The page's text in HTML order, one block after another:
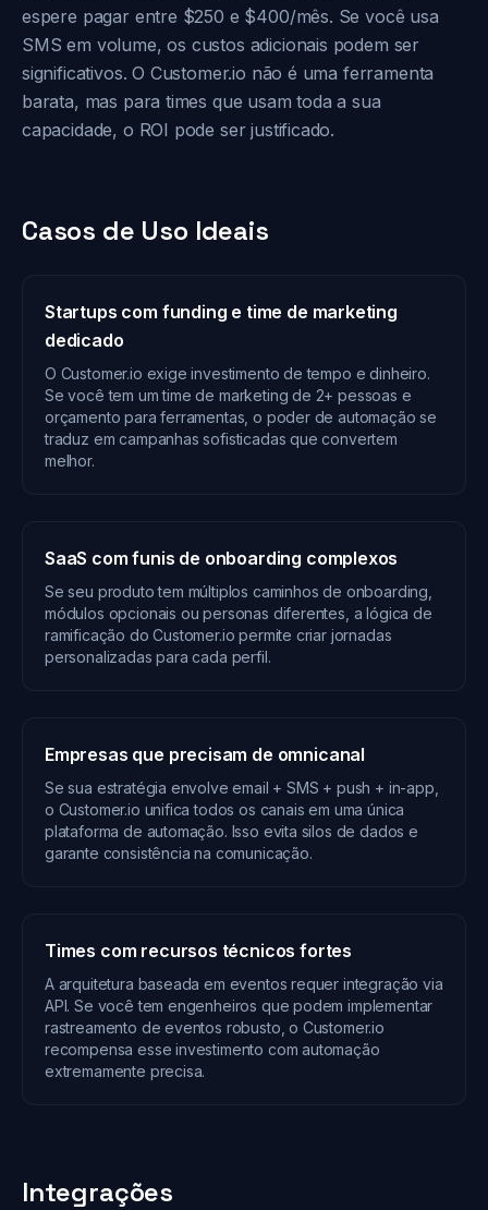
espere pagar entre $250 e $400/mês. Se você usa
SMS em volume, os custos adicionais podem ser
significativos. O Customer.io não é uma ferramenta
barata, mas para times que usam toda a sua
capacidade, o ROI pode ser justificado.
Casos de Uso Ideais
Startups com funding e time de marketing
dedicado
O Customer.io exige investimento de tempo e dinheiro.
Se você tem um time de marketing de 2+ pessoas e
orçamento para ferramentas, o poder de automação se
traduz em campanhas sofisticadas que convertem
melhor.
SaaS com funis de onboarding complexos
Se seu produto tem múltiplos caminhos de onboarding,
módulos opcionais ou personas diferentes, a lógica de
ramificação do Customer.io permite criar jornadas
personalizadas para cada perfil.
Empresas que precisam de omnicanal
Se sua estratégia envolve email + SMS + push + in-app,
o Customer.io unifica todos os canais em uma única
plataforma de automação. Isso evita silos de dados e
garante consistência na comunicação.
Times com recursos técnicos fortes
A arquitetura baseada em eventos requer integração via
API. Se você tem engenheiros que podem implementar
rastreamento de eventos robusto, o Customer.io
recompensa esse investimento com automação
extremamente precisa.
Integrações